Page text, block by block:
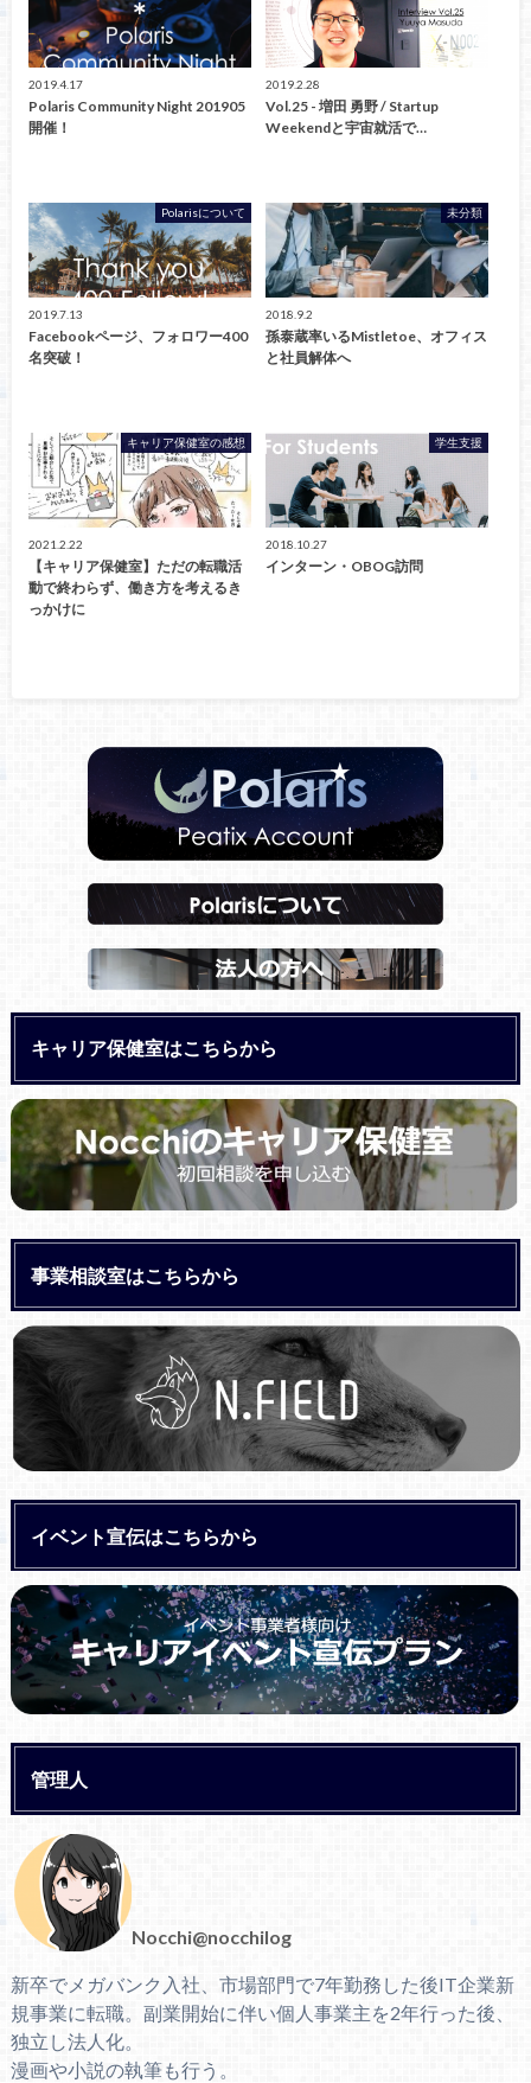
2019.4.17
Polaris Community Night 201905
開催！
2019.2.28
Vol.25 - 増田 勇野 / Startup
Weekendと宇宙就活で…
Polarisについて
2019.7.13
Facebookページ、フォロワー400
名突破！
未分類
2018.9.2
孫泰蔵率いるMistletoe、オフィス
と社員解体へ
キャリア保健室の感想
2021.2.22
【キャリア保健室】ただの転職活
動で終わらず、働き方を考えるき
っかけに
学生支援
2018.10.27
インターン・OBOG訪問
キャリア保健室はこちらから
事業相談室はこちらから
イベント宣伝はこちらから
管理人
Nocchi@nocchilog
新卒でメガバンク入社、市場部門で7年勤務した後IT企業新
規事業に転職。副業開始に伴い個人事業主を2年行った後、
独立し法人化。
漫画や小説の執筆も行う。